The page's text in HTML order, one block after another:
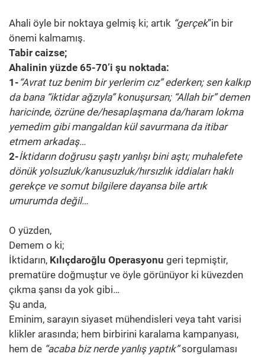
Ahali öyle bir noktaya gelmiş ki; artık “gerçek”in bir
önemi kalmamış.
Tabir caizse;
Ahalinin yüzde 65-70’i şu noktada:
1- “Avrat tuz benim bir yerlerim cız” ederken; sen kalkıp
da bana “iktidar ağzıyla” konuşursan; “Allah bir” demen
haricinde, özrüne de/hesaplaşmana da/haram lokma
yemedim gibi mangaldan kül savurmana da itibar
etmem arkadaş…
2-İktidarın doğrusu şaştı yanlışı bini aştı; muhalefete
dönük yolsuzluk/kanusuzluk/hırsızlık iddiaları haklı
gerekçe ve somut bilgilere dayansa bile artık
umurumda değil…
O yüzden,
Demem o ki;
İktidarın, Kılıçdaroğlu Operasyonu geri tepmiştir,
prematüre doğmuştur ve öyle görünüyor ki küvezden
çıkma şansı da yok gibi…
Şu anda,
Eminim, sarayın siyaset mühendisleri veya taht varisi
klikler arasında; hem birbirini karalama kampanyası,
hem de “acaba biz nerde yanlış yaptık”sorgulaması